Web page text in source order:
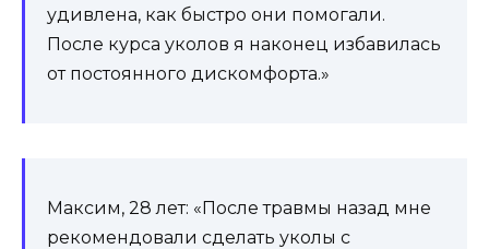
удивлена, как быстро они помогали.
После курса уколов я наконец избавилась
от постоянного дискомфорта.»
Максим, 28 лет: «После травмы назад мне
рекомендовали сделать уколы с